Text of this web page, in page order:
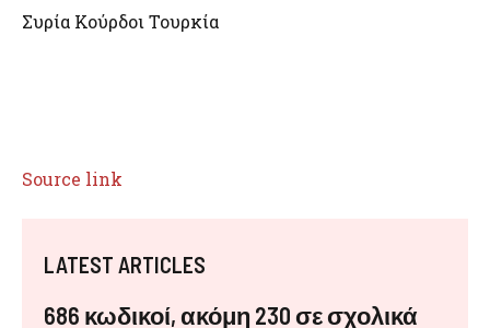
Συρία Κούρδοι Τουρκία
Source link
LATEST ARTICLES
686 κωδικοί, ακόμη 230 σε σχολικά